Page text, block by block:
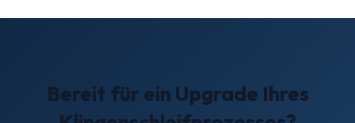
Bereit für ein Upgrade Ihres